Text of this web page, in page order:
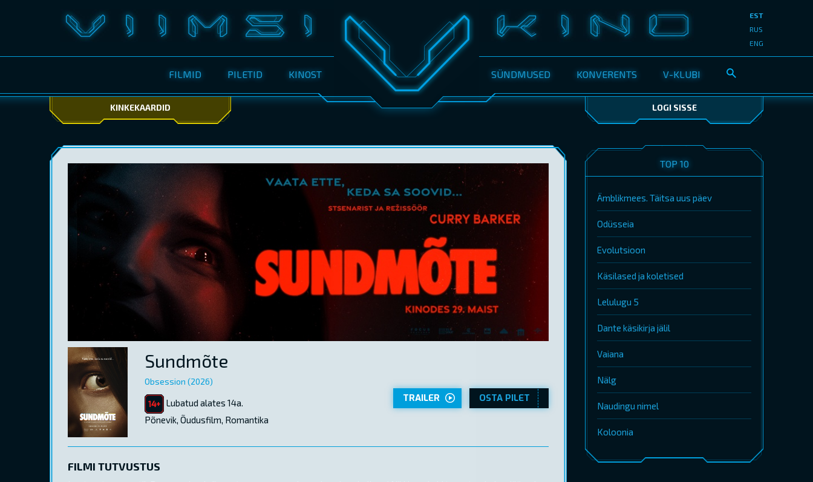
FILMID PILETID KINOST SÜNDMUSED KONVERENTS V-KLUBI
EST
RUS
ENG
KINKEKAARDID LOGI SISSE
Sundmõte
Obsession (2026)
Lubatud alates 14a.
Põnevik, Õudusfilm, Romantika
TRAILER OSTA PILET
FILMI TUTVUSTUS
TOP 10
Ämblikmees. Täitsa uus päev
Odüsseia
Evolutsioon
Käsilased ja koletised
Lelulugu 5
Dante käsikirja jälil
Vaiana
Nälg
Naudingu nimel
Koloonia